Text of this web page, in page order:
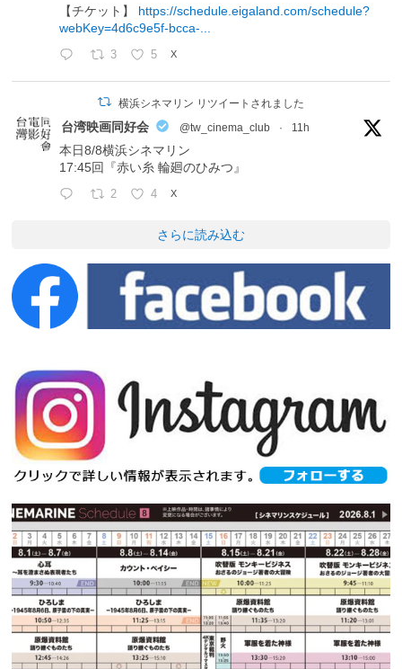
【チケット】 https://schedule.eigaland.com/schedule?
webKey=4d6c9e5f-bcca-...
3 5 X
横浜シネマリン リツイートされました
台湾映画同好会 @tw_cinema_club · 11h
本日8/8横浜シネマリン
17:45回『赤い糸 輪廻のひみつ』
2 4 X
さらに読み込む